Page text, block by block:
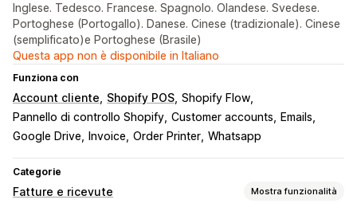
Inglese. Tedesco. Francese. Spagnolo. Olandese. Svedese.
Portoghese (Portogallo). Danese. Cinese (tradizionale). Cinese
(semplificato)e Portoghese (Brasile)
Questa app non è disponibile in Italiano
Funziona con
Account cliente Shopify POS Shopify Flow
Pannello di controllo Shopify Customer accounts
Emails
Google Drive
Invoice Order Printer Whatsapp
Categorie
Fatture e ricevute Mostra funzionalità